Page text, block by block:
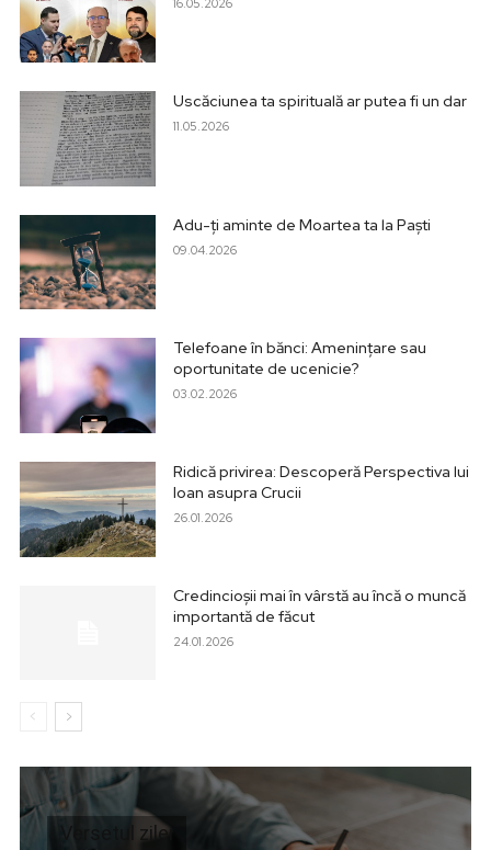
16.05.2026
Uscăciunea ta spirituală ar putea fi un dar
11.05.2026
Adu-ți aminte de Moartea ta la Paști
09.04.2026
Telefoane în bănci: Amenințare sau
oportunitate de ucenicie?
03.02.2026
Ridică privirea: Descoperă Perspectiva lui
Ioan asupra Crucii
26.01.2026
Credincioșii mai în vârstă au încă o muncă
importantă de făcut
24.01.2026
Versetul zilei